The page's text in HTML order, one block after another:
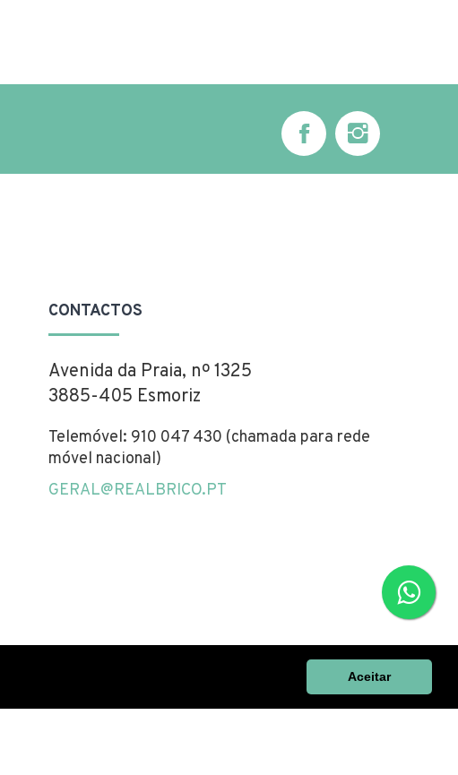
Aceitar
CONTACTOS
Avenida da Praia, nº 1325
3885-405 Esmoriz
Telemóvel: 910 047 430 (chamada para rede
móvel nacional)
GERAL@REALBRICO.PT